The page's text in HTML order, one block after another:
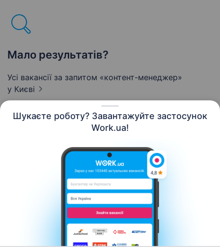
Шукаєте роботу? Завантажуйте застосунок
Work.ua!
Мало результатів?
Усі вакансії за запитом «контент-менеджер»
у Києві
Контакти Про нас
Кар’єра
Допомога Умови використання